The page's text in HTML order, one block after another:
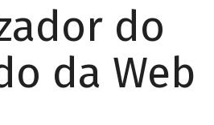
do
da Web